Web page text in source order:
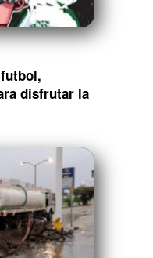
disfrutar la